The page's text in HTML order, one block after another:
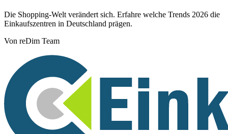
Die Shopping-Welt verändert sich. Erfahre welche Trends 2026 die
Einkaufszentren in Deutschland prägen.
Von reDim Team